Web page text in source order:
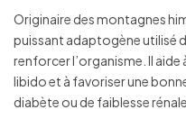
Originaire des montagnes
puissant adaptogène utilisé
renforcer l’organisme. Il
libido et à favoriser une
diabète ou de faiblesse rénale.